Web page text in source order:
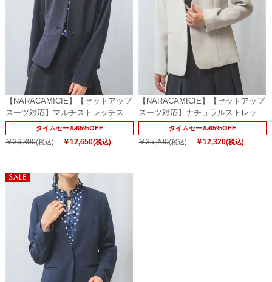
【NARACAMICIE】【セットアップ
スーツ対応】マルチストレッチスモ
ールスタンドジャケット
タイムセール65%OFF
￥36,300(税込) ￥12,650(税込)
【NARACAMICIE】【セットアップ
スーツ対応】ナチュラルストレッチ
ジャケットタイムセール65%OFF
￥35,200(税込) ￥12,320(税込)